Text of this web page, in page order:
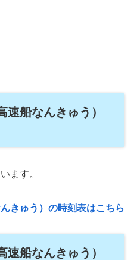
速船なんきゅう）
ます。
きゅう）の時刻表はこちら
速船なんきゅう）